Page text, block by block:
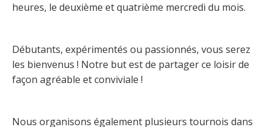
heures, le deuxième et quatrième mercredi du mois.
Débutants, expérimentés ou passionnés, vous serez
les bienvenus ! Notre but est de partager ce loisir de
façon agréable et conviviale !
Nous organisons également plusieurs tournois dans